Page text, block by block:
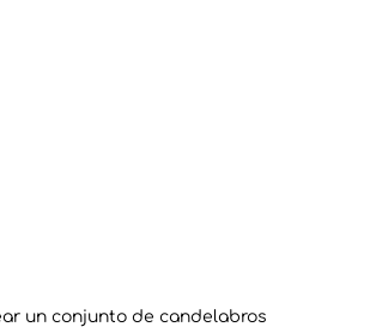
un conjunto de candelabros